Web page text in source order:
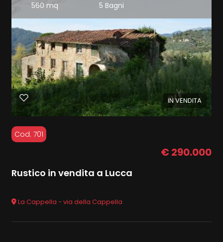
560 mq 5 Bagni
IN VENDITA
Cod. 701
€ 290.000
Rustico in vendita a Lucca
La Cappella - via della Cappella